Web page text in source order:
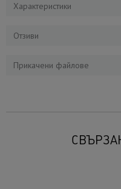
Характеристики
Отзиви
Прикачени файлове